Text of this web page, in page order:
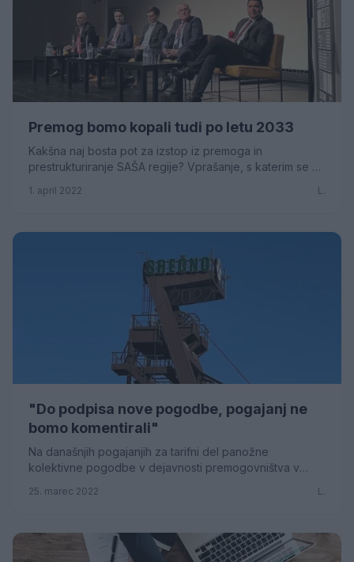
Premog bomo kopali tudi po letu 2033
Kakšna naj bosta pot za izstop iz premoga in
prestrukturiranje SAŠA regije? Vprašanje, s katerim se pri
1. april 2022 L.
"Do podpisa nove pogodbe, pogajanj ne
bomo komentirali"
Na današnjih pogajanjih za tarifni del panožne
kolektivne pogodbe v dejavnosti premogovništva v
poga...
25. marec 2022 L.